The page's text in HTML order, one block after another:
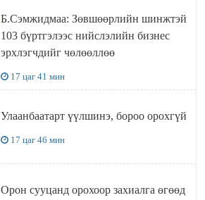
Б.Сэмжидмаа: Зөвшөөрлийн шинжтэй
103 бүртгэлээс нийслэлийн бизнес
эрхлэгчдийг чөлөөллөө
17 цаг 41 мин
Улаанбаатарт үүлшинэ, бороо орохгүй
17 цаг 46 мин
Орон сууцанд орохоор захиалга өгөөд